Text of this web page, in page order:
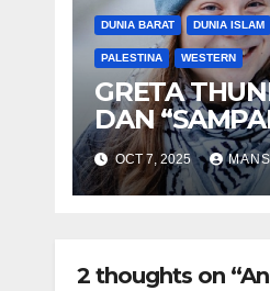
DUNIA BARAT DUNIA ISLAM
PALESTINA WESTERN
GRETA
DAN
BERSORBAN”
OCT 7, 2025
2 thoughts on